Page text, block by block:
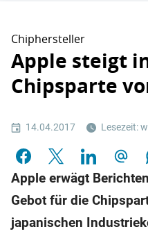
Chiphersteller
Apple steigt
Chipsparte
14.04.2017 Lesezeit:
Apple erwägt
Gebot für die
japanischen